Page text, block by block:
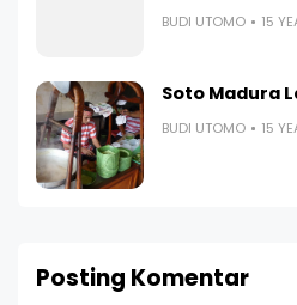
BUDI UTOMO 15
Soto Madura
BUDI UTOMO 15
Posting Komentar